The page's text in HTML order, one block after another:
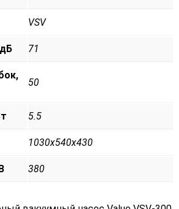
VSV
71
50
5.5
1030x540x430
380